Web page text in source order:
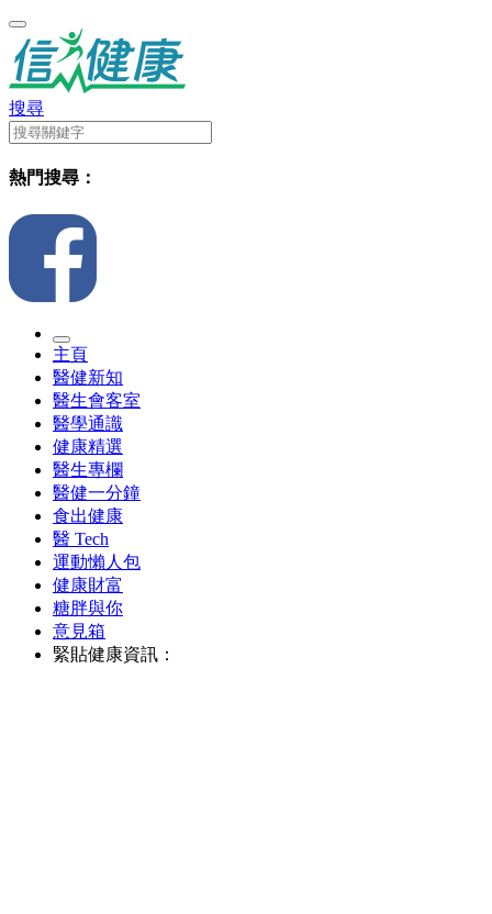
搜尋
熱門搜尋：
主頁
醫健新知
醫生會客室
醫學通識
健康精選
醫生專欄
醫健一分鐘
食出健康
醫 Tech
運動懶人包
健康財富
糖胖與你
意見箱
緊貼健康資訊：